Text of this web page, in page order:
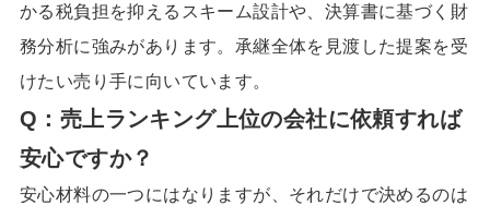
かる税負担を抑えるスキーム設計や、決算書に基づく財
務分析に強みがあります。承継全体を見渡した提案を受
けたい売り手に向いています。
Q：売上ランキング上位の会社に依頼すれば
安心ですか？
安心材料の一つにはなりますが、それだけで決めるのは